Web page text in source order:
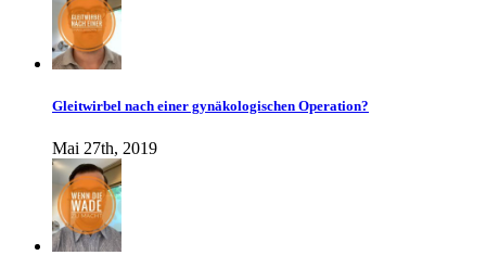
Gleitwirbel nach einer gynäkologischen Operation?
Mai 27th, 2019